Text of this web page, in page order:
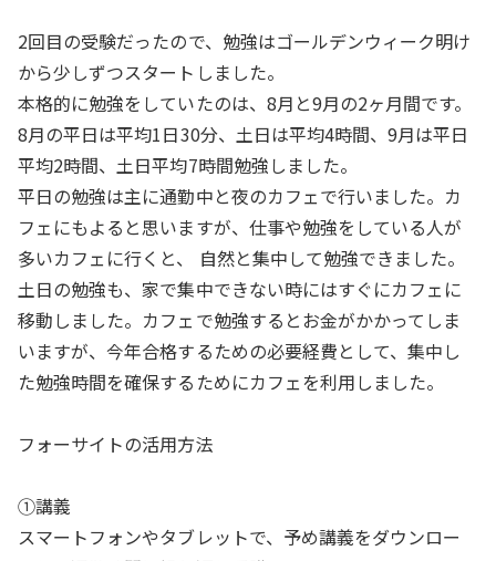
2回目の受験だったので、勉強はゴールデンウィーク明け
から少しずつスタートしました。
本格的に勉強をしていたのは、8月と9月の2ヶ月間です。
8月の平日は平均1日30分、土日は平均4時間、9月は平日
平均2時間、土日平均7時間勉強しました。
平日の勉強は主に通勤中と夜のカフェで行いました。カ
フェにもよると思いますが、仕事や勉強をしている人が
多いカフェに行くと、 自然と集中して勉強できました。
土日の勉強も、家で集中できない時にはすぐにカフェに
移動しました。カフェで勉強するとお金がかかってしま
いますが、今年合格するための必要経費として、集中し
た勉強時間を確保するためにカフェを利用しました。
フォーサイトの活用方法
①講義
スマートフォンやタブレットで、予め講義をダウンロー